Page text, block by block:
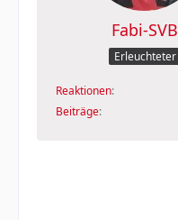
Fabi-SVB
Erleuchteter
Reaktionen
Beiträge